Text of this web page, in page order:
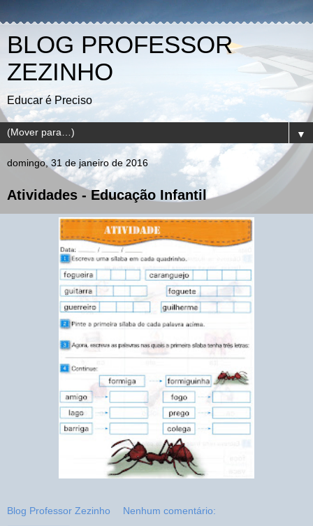
BLOG PROFESSOR
ZEZINHO
Educar é Preciso
▼
domingo, 31 de janeiro de 2016
Atividades - Educação Infantil
Blog Professor Zezinho Nenhum comentário: